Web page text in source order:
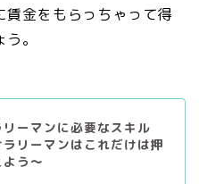
賃金をもらっちゃって得
。
リーマンに必要なスキル
ラリーマンはこれだけは押
よう～